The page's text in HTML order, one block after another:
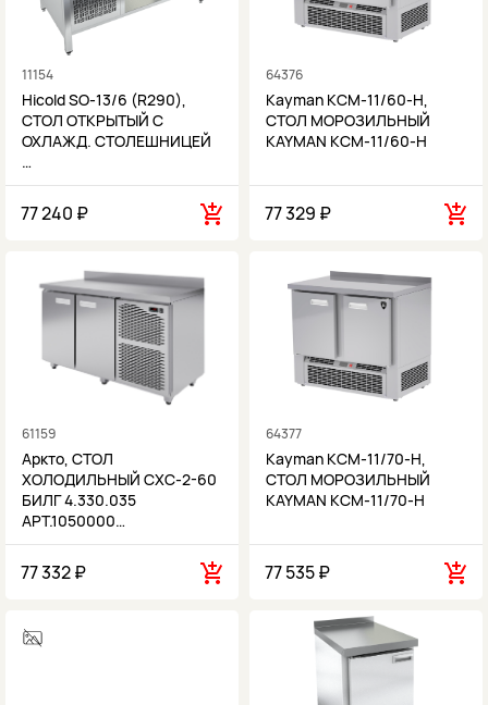
11154
Hicold SO-13/6 (R290),
СТОЛ ОТКРЫТЫЙ С
ОХЛАЖД. СТОЛЕШНИЦЕЙ
…
77 240 ₽
64376
Kayman КСМ-11/60-Н,
СТОЛ МОРОЗИЛЬНЫЙ
KAYMAN КСМ-11/60-Н
77 329 ₽
61159
Аркто, СТОЛ
ХОЛОДИЛЬНЫЙ СХС-2-60
БИЛГ 4.330.035
АРТ.1050000…
77 332 ₽
64377
Kayman КСМ-11/70-Н,
СТОЛ МОРОЗИЛЬНЫЙ
KAYMAN КСМ-11/70-Н
77 535 ₽